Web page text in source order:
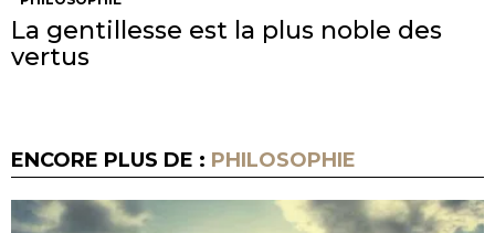
La gentillesse est la plus noble des
vertus
ENCORE PLUS DE : PHILOSOPHIE